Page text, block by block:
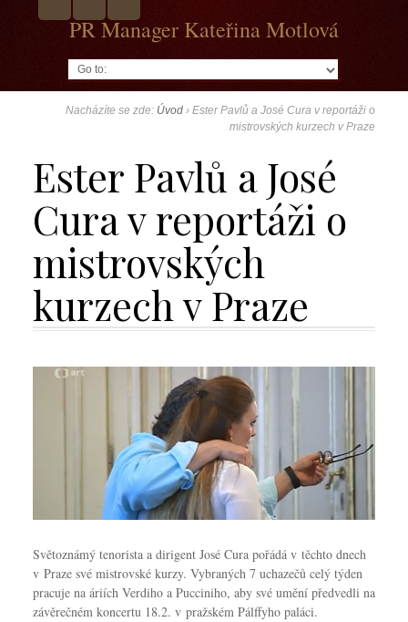
PR Manager Kateřina Motlová
Nacházíte se zde: Úvod ›Ester Pavlů a José Cura v reportáži o
mistrovských kurzech v Praze
Ester Pavlů a José
Cura v reportáži o
mistrovských
kurzech v Praze
Světoznámý tenorista a dirigent José Cura pořádá v těchto dnech
v Praze své mistrovské kurzy. Vybraných 7 uchazečů celý týden
pracuje na áriích Verdiho a Pucciniho, aby své umění předvedli na
závěrečném koncertu 18.2. v pražském Pálffyho paláci.